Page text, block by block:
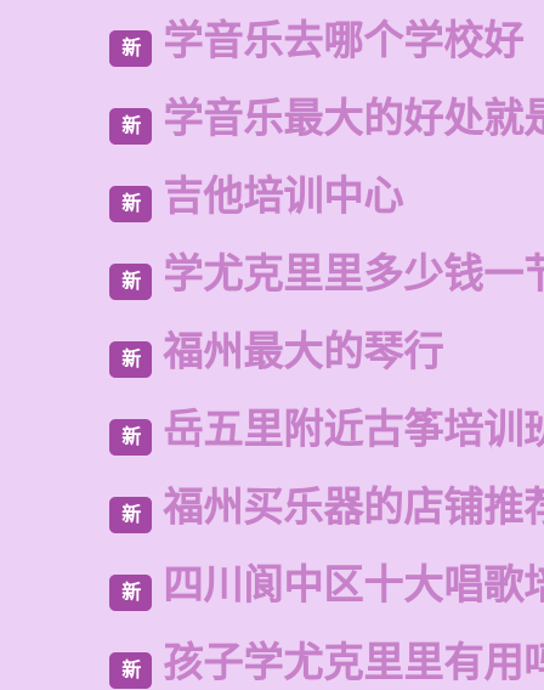
新 学音乐去哪个学校好
新 学音乐最大的好处就
新 吉他培训中心
新 学尤克里里多少钱一
新 福州最大的琴行
新 岳五里附近古筝培训
新 福州买乐器的店铺推
新 四川阆中区十大唱歌
新 孩子学尤克里里有用